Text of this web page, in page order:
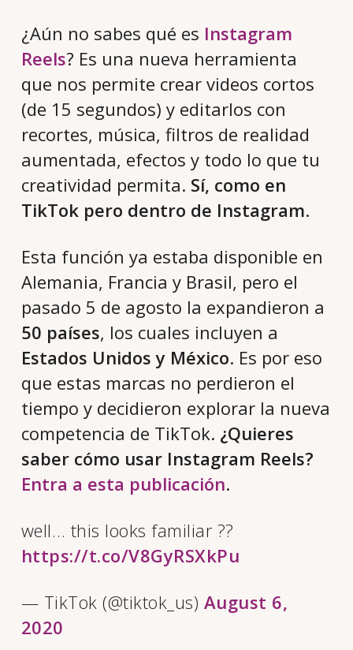
¿Aún no sabes qué es Instagram
Reels? Es una nueva herramienta
que nos permite crear videos cortos
(de 15 segundos) y editarlos con
recortes, música, filtros de realidad
aumentada, efectos y todo lo que tu
creatividad permita. Sí, como en
TikTok pero dentro de Instagram.
Esta función ya estaba disponible en
Alemania, Francia y Brasil, pero el
pasado 5 de agosto la expandieron a
50 países, los cuales incluyen a
Estados Unidos y México. Es por eso
que estas marcas no perdieron el
tiempo y decidieron explorar la nueva
competencia de TikTok. ¿Quieres
saber cómo usar Instagram Reels?
Entra a esta publicación.
well… this looks familiar ??
https://t.co/V8GyRSXkPu
— TikTok (@tiktok_us) August 6,
2020